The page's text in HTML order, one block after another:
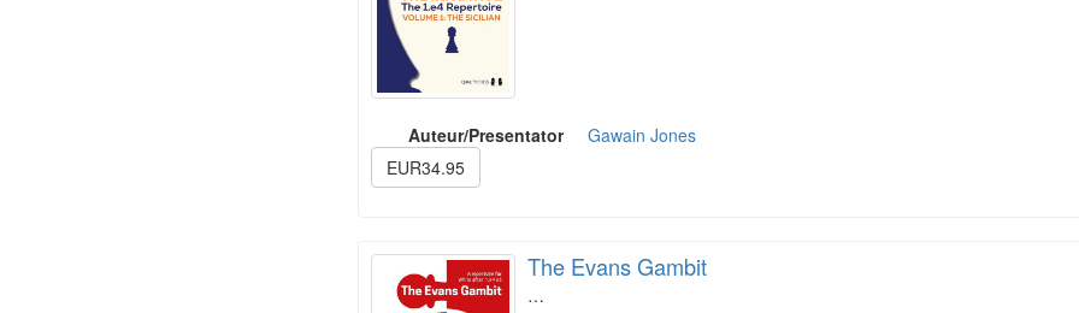
Auteur/Presentator
Gawain Jones
EUR34.95
The Evans Gambit
…